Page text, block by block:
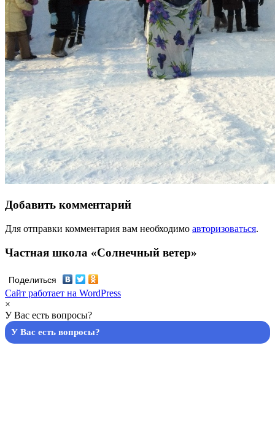
Добавить комментарий
Для отправки комментария вам необходимо авторизоваться.
Частная школа «Солнечный ветер»
Поделиться
Сайт работает на WordPress
×
У Вас есть вопросы?
У Вас есть вопросы?